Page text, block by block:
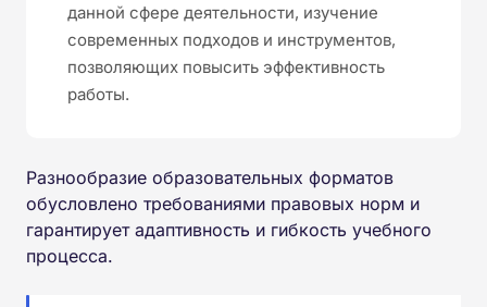
данной сфере деятельности, изучение
современных подходов и инструментов,
позволяющих повысить эффективность
работы.
Разнообразие образовательных форматов
обусловлено требованиями правовых норм и
гарантирует адаптивность и гибкость учебного
процесса.